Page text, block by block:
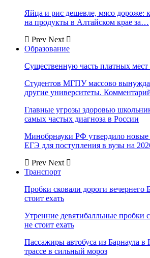
Яйца и рис дешевле, мясо дороже:
на продукты в Алтайском крае за…
Prev Next
Образование
Существенную часть платных мест
Студентов МГПУ массово
другие университеты.
Главные угрозы здоровью
самых частых диагноза в России
Минобрнауки РФ утвердило
ЕГЭ для поступления в вузы на
Prev Next
Транспорт
Пробки сковали дороги вечернего
стоит ехать
Утренние девятибалльные пробки
не стоит ехать
Пассажиры автобуса из Барнаула в
трассе в сильный мороз